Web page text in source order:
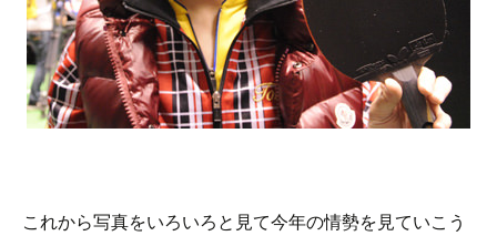
これから写真をいろいろと見て今年の情勢を見ていこう